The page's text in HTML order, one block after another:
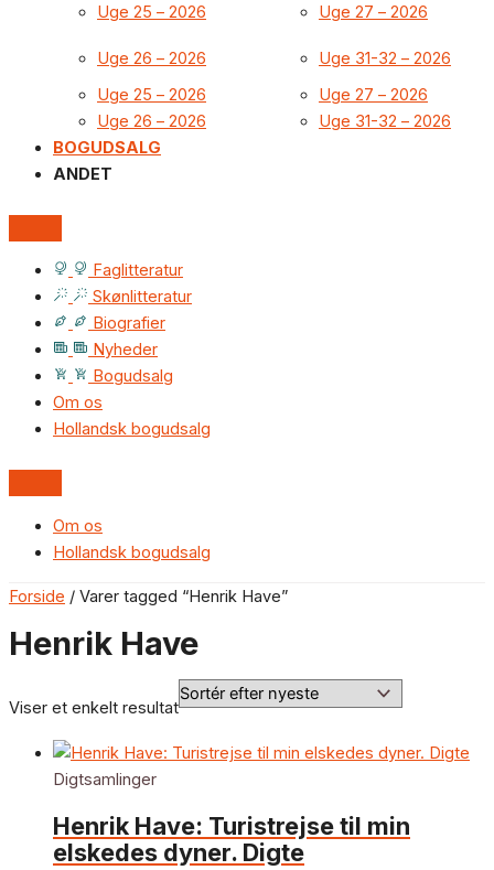
Uge 25 – 2026
Uge 26 – 2026
Uge 27 – 2026
Uge 31-32 – 2026
Uge 25 – 2026
Uge 26 – 2026
Uge 27 – 2026
Uge 31-32 – 2026
BOGUDSALG
ANDET
Faglitteratur
Skønlitteratur
Biografier
Nyheder
Bogudsalg
Om os
Hollandsk bogudsalg
Om os
Hollandsk bogudsalg
Forside / Varer tagged “Henrik Have”
Henrik Have
Viser et enkelt resultat
Digtsamlinger
Henrik Have: Turistrejse til min
elskedes dyner. Digte